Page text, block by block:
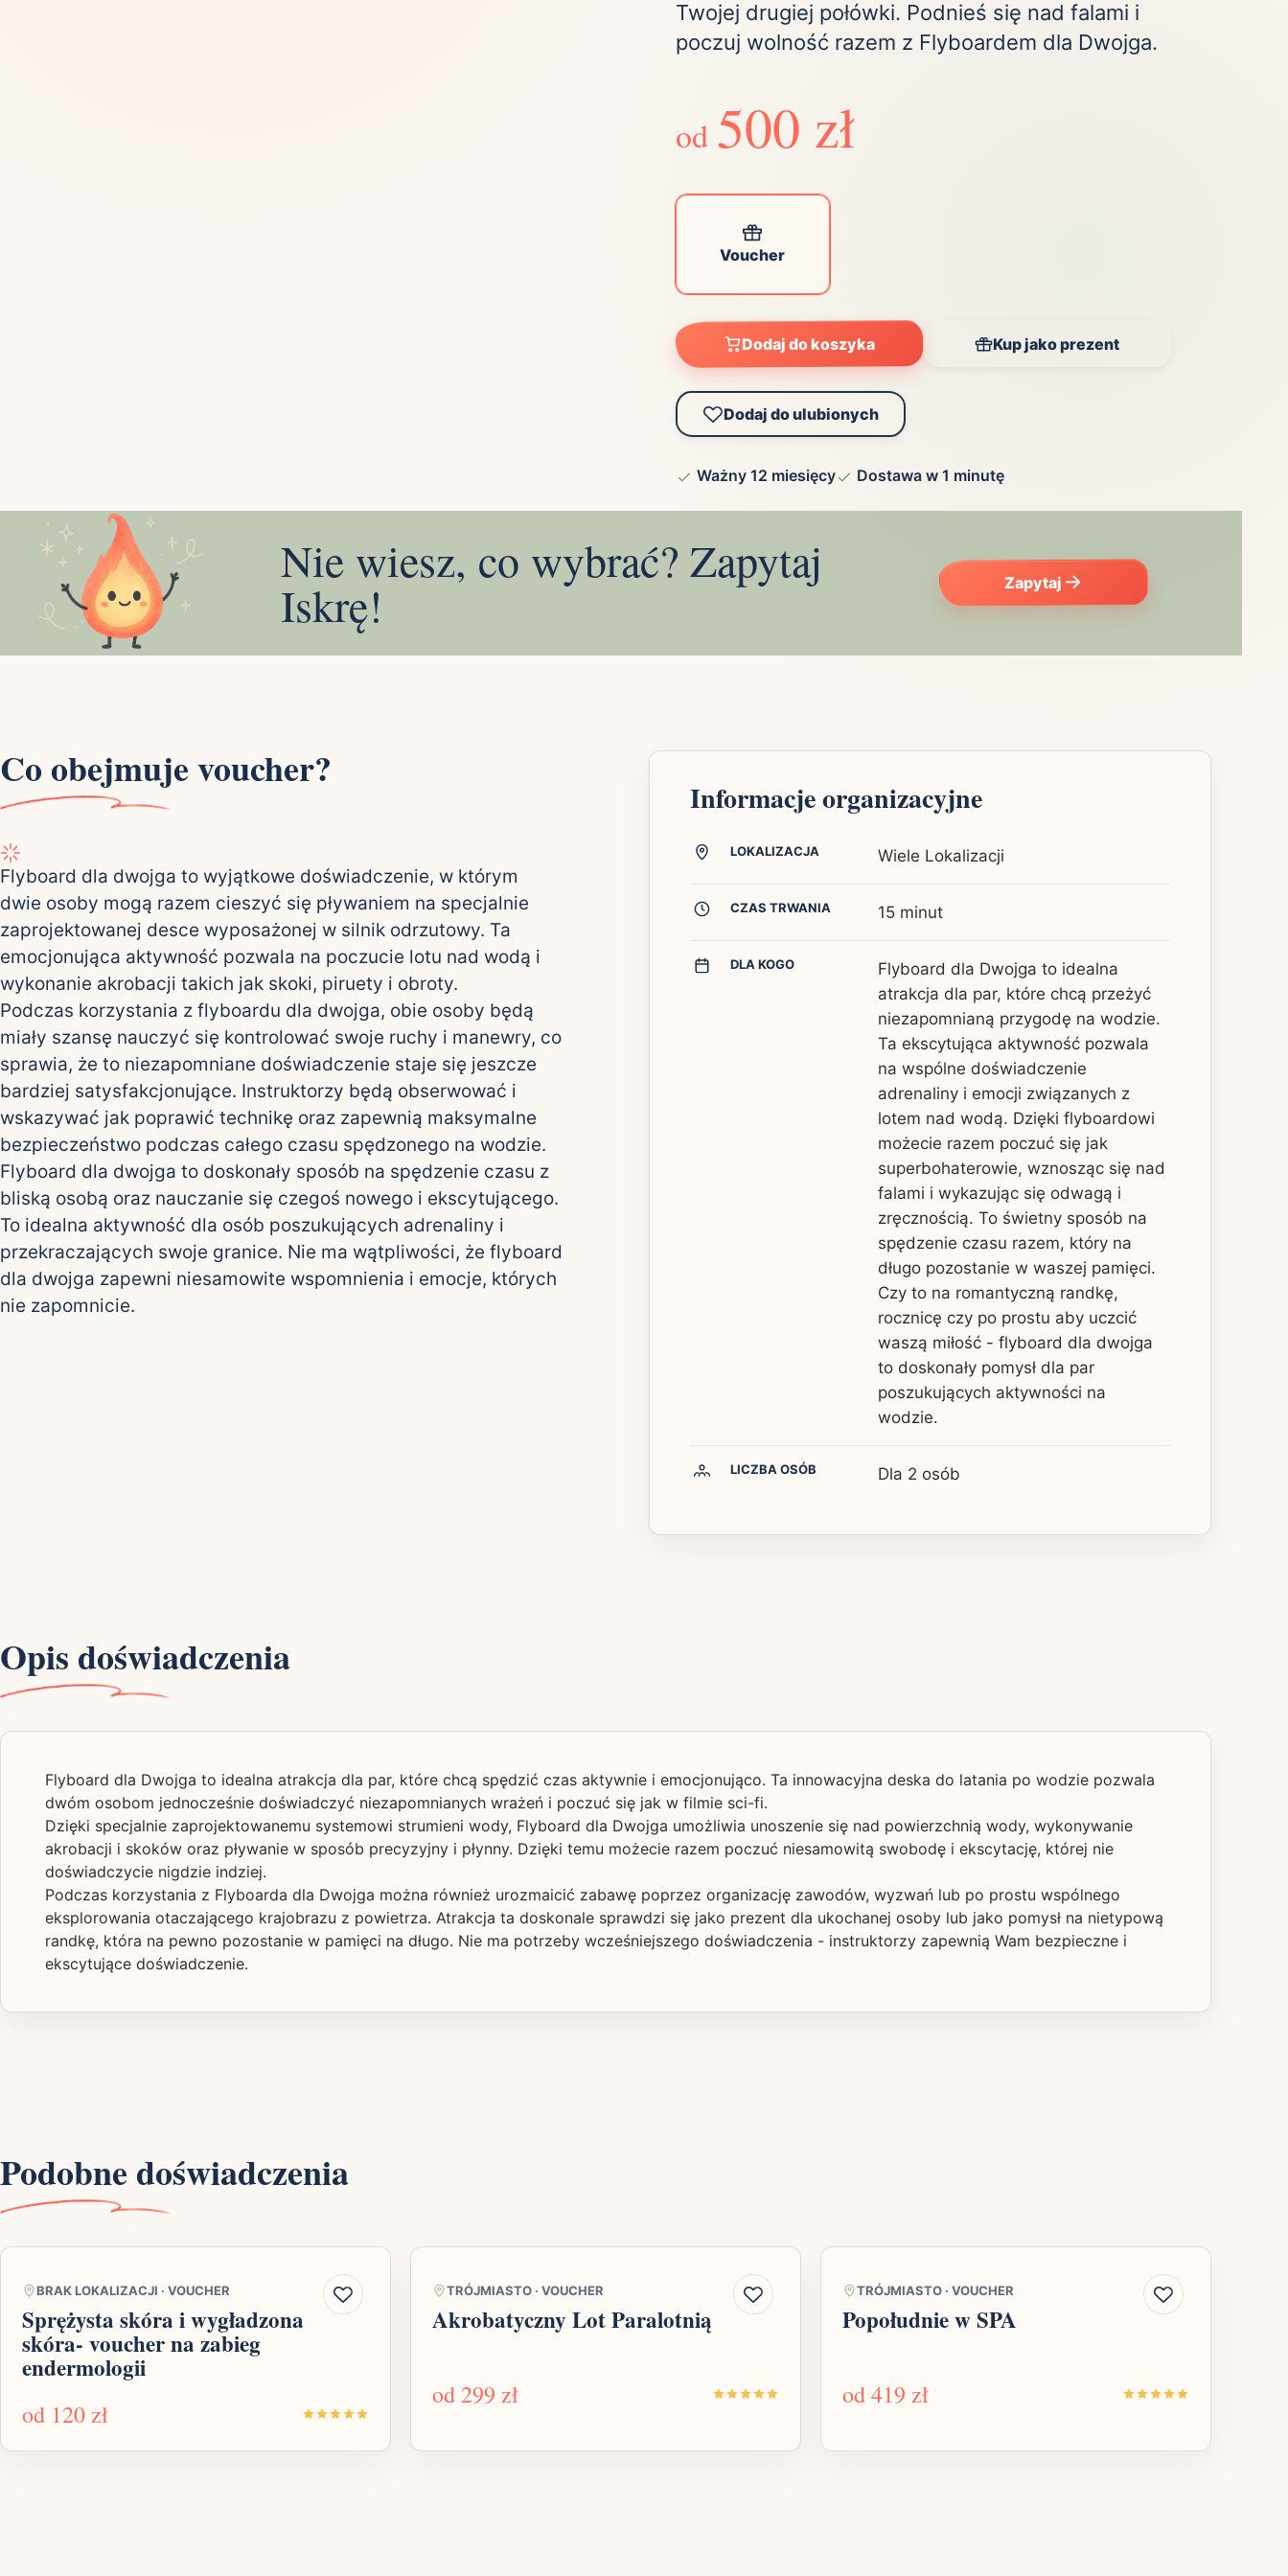
Ciechocinek
Gorzów
Twojej drugiej połówki. Podnieś się nad falami i
poczuj wolność razem z Flyboardem dla Dwojga.
od 500 zł
Voucher
Dodaj do koszyka Kup jako prezent
Dodaj do ulubionych
Ważny 12 miesięcy Dostawa w 1 minutę
Nie wiesz, co wybrać? Zapytaj
Iskrę! Zapytaj
Co obejmuje voucher?
Flyboard dla dwojga to wyjątkowe doświadczenie, w którym
dwie osoby mogą razem cieszyć się pływaniem na specjalnie
zaprojektowanej desce wyposażonej w silnik odrzutowy. Ta
emocjonująca aktywność pozwala na poczucie lotu nad wodą i
wykonanie akrobacji takich jak skoki, piruety i obroty.
Podczas korzystania z flyboardu dla dwojga, obie osoby będą
miały szansę nauczyć się kontrolować swoje ruchy i manewry, co
sprawia, że to niezapomniane doświadczenie staje się jeszcze
bardziej satysfakcjonujące. Instruktorzy będą obserwować i
wskazywać jak poprawić technikę oraz zapewnią maksymalne
bezpieczeństwo podczas całego czasu spędzonego na wodzie.
Flyboard dla dwojga to doskonały sposób na spędzenie czasu z
bliską osobą oraz nauczanie się czegoś nowego i ekscytującego.
To idealna aktywność dla osób poszukujących adrenaliny i
przekraczających swoje granice. Nie ma wątpliwości, że flyboard
dla dwojga zapewni niesamowite wspomnienia i emocje, których
nie zapomnicie.
Informacje organizacyjne
LOKALIZACJA Wiele Lokalizacji
CZAS TRWANIA 15 minut
DLA KOGO
Flyboard dla Dwojga to idealna
atrakcja dla par, które chcą przeżyć
niezapomnianą przygodę na wodzie.
Ta ekscytująca aktywność pozwala
na wspólne doświadczenie
adrenaliny i emocji związanych z
lotem nad wodą. Dzięki flyboardowi
możecie razem poczuć się jak
superbohaterowie, wznosząc się nad
falami i wykazując się odwagą i
zręcznością. To świetny sposób na
spędzenie czasu razem, który na
długo pozostanie w waszej pamięci.
Czy to na romantyczną randkę,
rocznicę czy po prostu aby uczcić
waszą miłość - flyboard dla dwojga
to doskonały pomysł dla par
poszukujących aktywności na
wodzie.
LICZBA OSÓB Dla 2 osób
Opis doświadczenia
Flyboard dla Dwojga to idealna atrakcja dla par, które chcą spędzić czas aktywnie i emocjonująco. Ta innowacyjna deska do latania po wodzie pozwala
dwóm osobom jednocześnie doświadczyć niezapomnianych wrażeń i poczuć się jak w filmie sci-fi.
Dzięki specjalnie zaprojektowanemu systemowi strumieni wody, Flyboard dla Dwojga umożliwia unoszenie się nad powierzchnią wody, wykonywanie
akrobacji i skoków oraz pływanie w sposób precyzyjny i płynny. Dzięki temu możecie razem poczuć niesamowitą swobodę i ekscytację, której nie
doświadczycie nigdzie indziej.
Podczas korzystania z Flyboarda dla Dwojga można również urozmaicić zabawę poprzez organizację zawodów, wyzwań lub po prostu wspólnego
eksplorowania otaczającego krajobrazu z powietrza. Atrakcja ta doskonale sprawdzi się jako prezent dla ukochanej osoby lub jako pomysł na nietypową
randkę, która na pewno pozostanie w pamięci na długo. Nie ma potrzeby wcześniejszego doświadczenia - instruktorzy zapewnią Wam bezpieczne i
ekscytujące doświadczenie.
Podobne doświadczenia
BRAK LOKALIZACJI · VOUCHER
Sprężysta skóra i wygładzona
skóra- voucher na zabieg
endermologii
od 120 zł
TRÓJMIASTO · VOUCHER
Akrobatyczny Lot Paralotnią
od 299 zł
TRÓJMIASTO · VOUCHER
Popołudnie w SPA
od419 zł